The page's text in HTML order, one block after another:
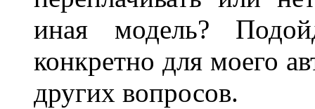
иная модель?
конкретно для моего
других вопросов.